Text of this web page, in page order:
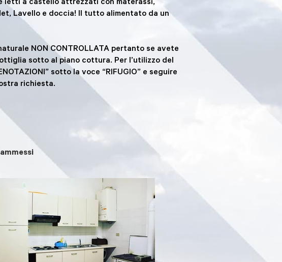
letti a castello attrezzati con materassi,
Lavello e doccia! Il tutto alimentato da un
NON CONTROLLATA pertanto se avete
sotto al piano cottura. Per l’utilizzo del
sotto la voce “RIFUGIO” e seguire
richiesta.